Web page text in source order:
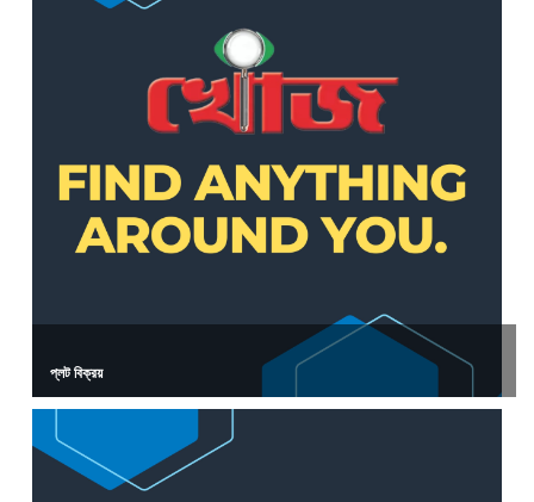
প্লট বিক্রয়